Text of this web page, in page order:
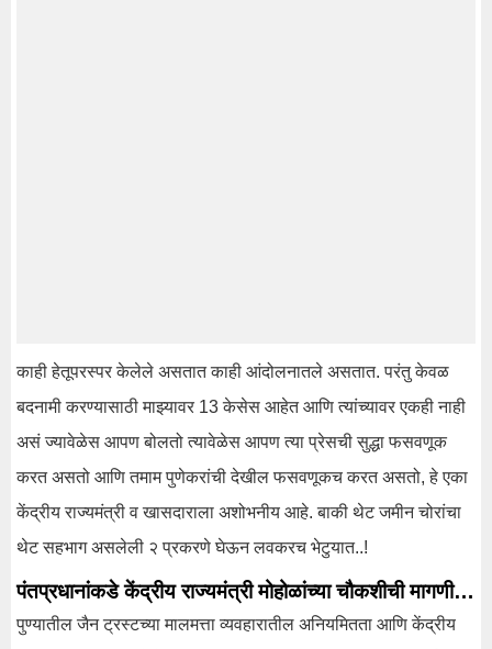
काही हेतूपरस्पर केलेले असतात काही आंदोलनातले असतात. परंतु केवळ
बदनामी करण्यासाठी माझ्यावर 13 केसेस आहेत आणि त्यांच्यावर एकही नाही
असं ज्यावेळेस आपण बोलतो त्यावेळेस आपण त्या प्रेसची सुद्धा फसवणूक
करत असतो आणि तमाम पुणेकरांची देखील फसवणूकच करत असतो, हे एका
केंद्रीय राज्यमंत्री व खासदाराला अशोभनीय आहे. बाकी थेट जमीन चोरांचा
थेट सहभाग असलेली २ प्रकरणे घेऊन लवकरच भेटुयात..!
पंतप्रधानांकडे केंद्रीय राज्यमंत्री मोहोळांच्या चौकशीची मागणी…
पुण्यातील जैन ट्रस्टच्या मालमत्ता व्यवहारातील अनियमितता आणि केंद्रीय